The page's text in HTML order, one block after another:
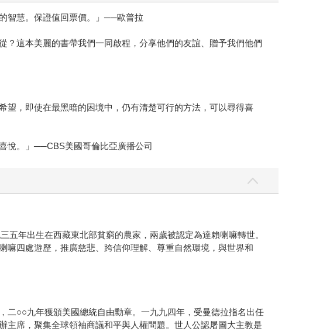
智慧。保證值回票價。」──歐普拉
？這本美麗的書帶我們一同啟程，分享他們的友誼、贈予我們他們
望，即使在最黑暗的困境中，仍有清楚可行的方法，可以尋得喜
悅。」──CBS美國哥倫比亞廣播公司
年出生在西藏東北部貧窮的農家，兩歲被認定為達賴喇嘛轉世。
四處遊歷，推廣慈悲、跨信仰理解、尊重自然環境，與世界和
二○○九年獲頒美國總統自由勳章。一九九四年，受曼德拉指名出任
席，聚集全球領袖商議和平與人權問題。世人公認屠圖大主教是